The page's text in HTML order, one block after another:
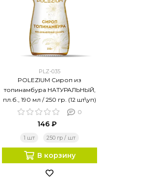
PLZ-035
POLEZIUM Сироп из
топинамбура НАТУРАЛЬНЫЙ,
пл.б., 190 мл / 250 гр. (12 шт\уп)
0
146 ₽
1 шт 250 гр / шт
В корзину